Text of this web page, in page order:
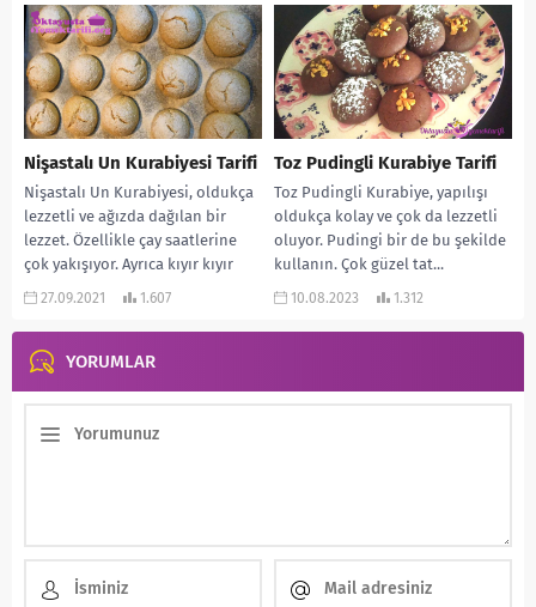
Nişastalı Un Kurabiyesi Tarifi
Nişastalı Un Kurabiyesi, oldukça
lezzetli ve ağızda dağılan bir
lezzet. Özellikle çay saatlerine
çok yakışıyor. Ayrıca kıyır kıyır
oluyor. Herkesin...
27.09.2021 1.607
Toz Pudingli Kurabiye Tarifi
Toz Pudingli Kurabiye, yapılışı
oldukça kolay ve çok da lezzetli
oluyor. Pudingi bir de bu şekilde
kullanın. Çok güzel tat...
10.08.2023 1.312
YORUMLAR